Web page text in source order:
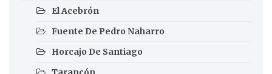
El Acebrón
Fuente De Pedro Naharro
Horcajo De Santiago